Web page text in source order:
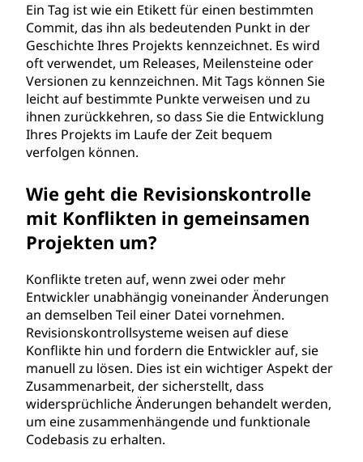
Ein Tag ist wie ein Etikett für einen bestimmten
Commit, das ihn als bedeutenden Punkt in der
Geschichte Ihres Projekts kennzeichnet. Es wird
oft verwendet, um Releases, Meilensteine oder
Versionen zu kennzeichnen. Mit Tags können Sie
leicht auf bestimmte Punkte verweisen und zu
ihnen zurückkehren, so dass Sie die Entwicklung
Ihres Projekts im Laufe der Zeit bequem
verfolgen können.
Wie geht die Revisionskontrolle
mit Konflikten in gemeinsamen
Projekten um?
Konflikte treten auf, wenn zwei oder mehr
Entwickler unabhängig voneinander Änderungen
an demselben Teil einer Datei vornehmen.
Revisionskontrollsysteme weisen auf diese
Konflikte hin und fordern die Entwickler auf, sie
manuell zu lösen. Dies ist ein wichtiger Aspekt der
Zusammenarbeit, der sicherstellt, dass
widersprüchliche Änderungen behandelt werden,
um eine zusammenhängende und funktionale
Codebasis zu erhalten.